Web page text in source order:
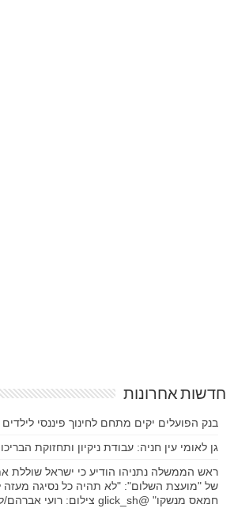
חדשות אחרונות
בנק הפועלים יקים מתחם לחינוך פיננסי
גן לאומי עין חניה: עבודת ניקיון ותחזוקת
של "מועצת השלום": "לא תהיה כל נסיגה מעזה
חמאס מנשקו" @glick_sh צילום: רועי אברהם/לע"מ